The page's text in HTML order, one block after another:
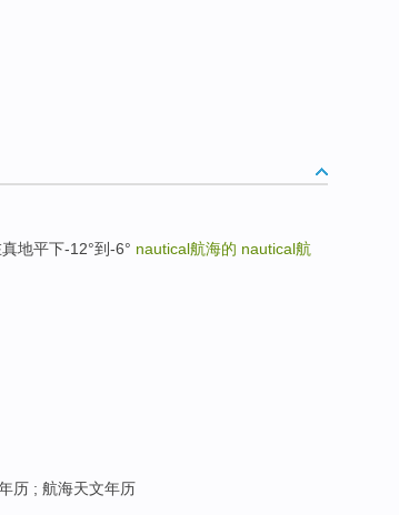
地平下-12°到-6° nautical航海的 nautical航
历 ; 航海天文年历